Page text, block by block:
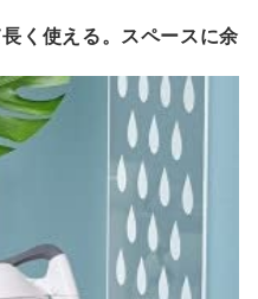
く使える。スペースに余